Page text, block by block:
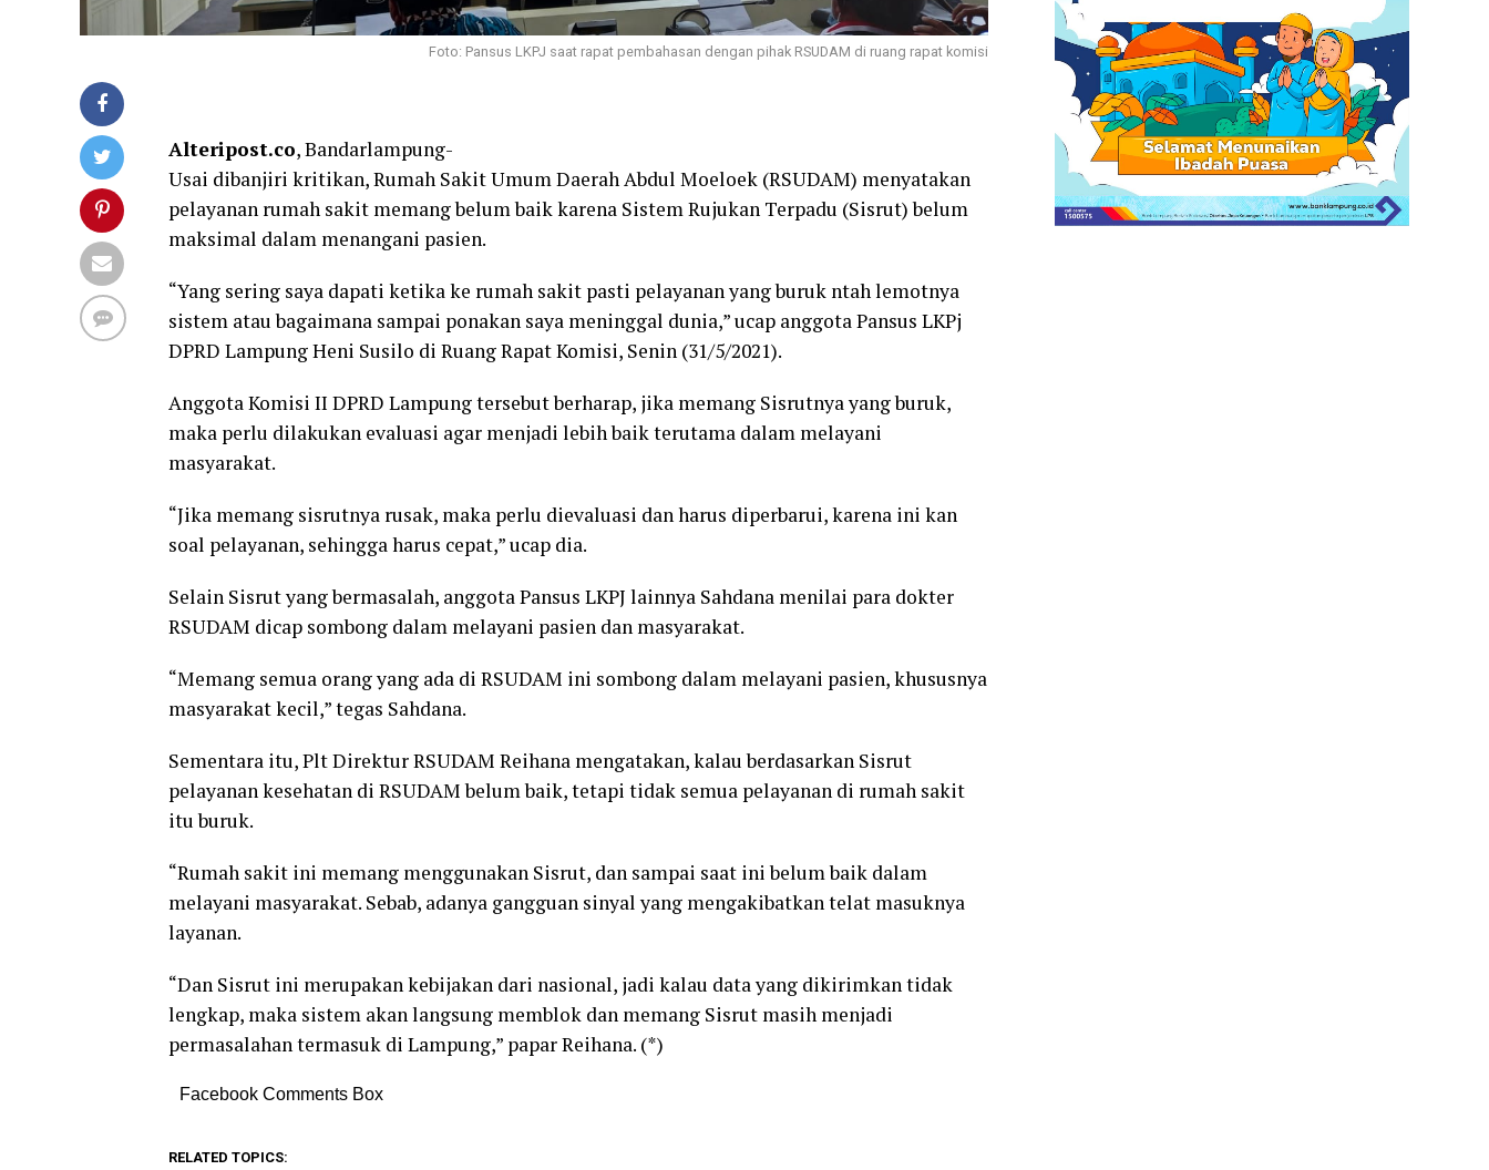
Foto: Pansus LKPJ saat rapat pembahasan dengan pihak RSUDAM di ruang rapat komisi
Alteripost.co, Bandarlampung-
Usai dibanjiri kritikan, Rumah Sakit Umum Daerah Abdul Moeloek (RSUDAM) menyatakan
pelayanan rumah sakit memang belum baik karena Sistem Rujukan Terpadu (Sisrut) belum
maksimal dalam menangani pasien.
“Yang sering saya dapati ketika ke rumah sakit pasti pelayanan yang buruk ntah lemotnya
sistem atau bagaimana sampai ponakan saya meninggal dunia,” ucap anggota Pansus LKPj
DPRD Lampung Heni Susilo di Ruang Rapat Komisi, Senin (31/5/2021).
Anggota Komisi II DPRD Lampung tersebut berharap, jika memang Sisrutnya yang buruk,
maka perlu dilakukan evaluasi agar menjadi lebih baik terutama dalam melayani
masyarakat.
“Jika memang sisrutnya rusak, maka perlu dievaluasi dan harus diperbarui, karena ini kan
soal pelayanan, sehingga harus cepat,” ucap dia.
Selain Sisrut yang bermasalah, anggota Pansus LKPJ lainnya Sahdana menilai para dokter
RSUDAM dicap sombong dalam melayani pasien dan masyarakat.
“Memang semua orang yang ada di RSUDAM ini sombong dalam melayani pasien, khususnya
masyarakat kecil,” tegas Sahdana.
Sementara itu, Plt Direktur RSUDAM Reihana mengatakan, kalau berdasarkan Sisrut
pelayanan kesehatan di RSUDAM belum baik, tetapi tidak semua pelayanan di rumah sakit
itu buruk.
“Rumah sakit ini memang menggunakan Sisrut, dan sampai saat ini belum baik dalam
melayani masyarakat. Sebab, adanya gangguan sinyal yang mengakibatkan telat masuknya
layanan.
“Dan Sisrut ini merupakan kebijakan dari nasional, jadi kalau data yang dikirimkan tidak
lengkap, maka sistem akan langsung memblok dan memang Sisrut masih menjadi
permasalahan termasuk di Lampung,” papar Reihana. (*)
Facebook Comments Box
RELATED TOPICS: